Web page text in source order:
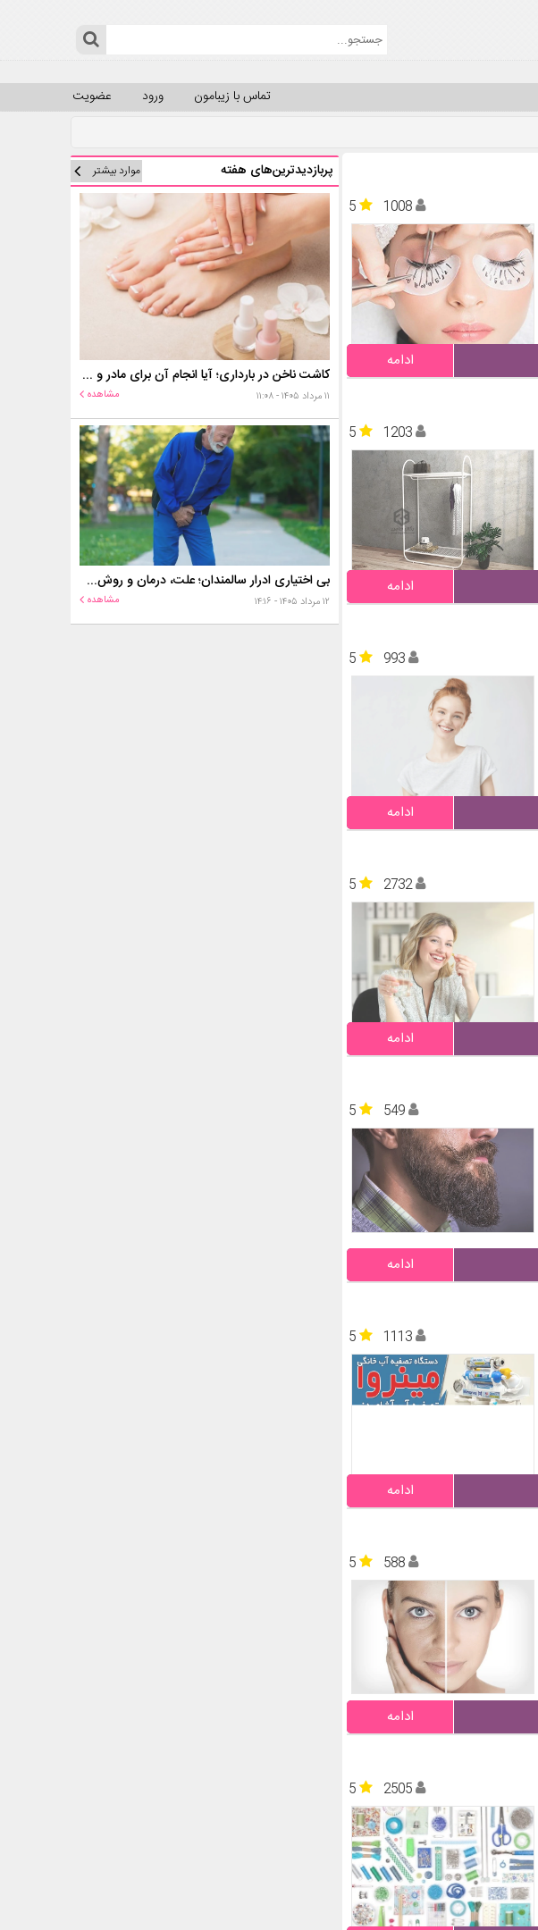
عضویت ورود تماس با زیبامون
5
1008
ادامه
5
1203
ادامه
5
993
ادامه
5
2732
ادامه
5
549
ادامه
5
1113
ادامه
5
588
ادامه
5
2505
پربازدیدترین‌های هفته موارد بیشتر
کاشت ناخن در بارداری؛ آیا انجام آن برای مادر و جنین خطر دارد؟
۱۱ مرداد ۱۴۰۵ - ۱۱:۰۸ مشاهده
بی اختیاری ادرار سالمندان؛ علت، درمان و روش‌های کنترل در منزل
۱۲ مرداد ۱۴۰۵ - ۱۴:۱۶ مشاهده